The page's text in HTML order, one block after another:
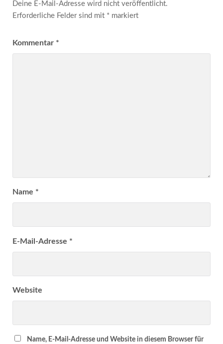
Deine E-Mail-Adresse wird nicht veröffentlicht.
Erforderliche Felder sind mit *markiert
Kommentar *
Name *
E-Mail-Adresse *
Website
Name, E-Mail-Adresse und Website in diesem Browser für